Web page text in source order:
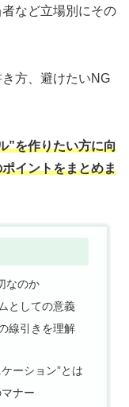
など立場別にその
方、避けたいNG
”を作りたい方に向
イントをまとめま
なのか
としての意義
線引きを理解
ーション”とは
ナー